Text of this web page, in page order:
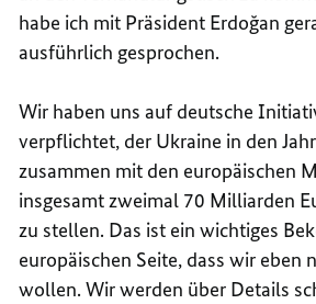
habe ich mit Präsident Erdoğan
ausführlich gesprochen.
Wir haben uns auf deutsche
verpflichtet, der Ukraine in den
zusammen mit den europäischen
insgesamt zweimal 70 Milliarden
zu stellen. Das ist ein wichtiges
europäischen Seite, dass wir eben
wollen. Wir werden über Details